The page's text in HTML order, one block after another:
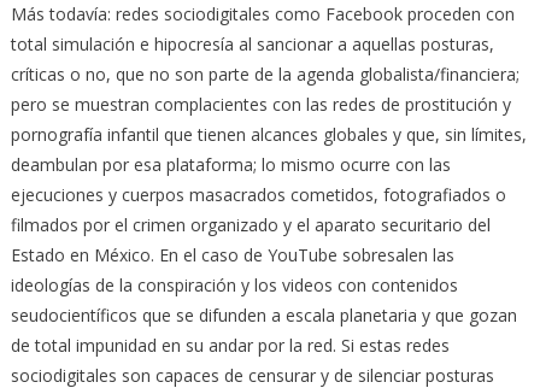
Más todavía: redes sociodigitales como Facebook proceden con
total simulación e hipocresía al sancionar a aquellas posturas,
críticas o no, que no son parte de la agenda globalista/financiera;
pero se muestran complacientes con las redes de prostitución y
pornografía infantil que tienen alcances globales y que, sin límites,
deambulan por esa plataforma; lo mismo ocurre con las
ejecuciones y cuerpos masacrados cometidos, fotografiados o
filmados por el crimen organizado y el aparato securitario del
Estado en México. En el caso de YouTube sobresalen las
ideologías de la conspiración y los videos con contenidos
seudocientíficos que se difunden a escala planetaria y que gozan
de total impunidad en su andar por la red. Si estas redes
sociodigitales son capaces de censurar y de silenciar posturas